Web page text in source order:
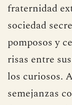
fraternidad
sociedad
pomposos y
risas entre
los curiosos.
semejanzas